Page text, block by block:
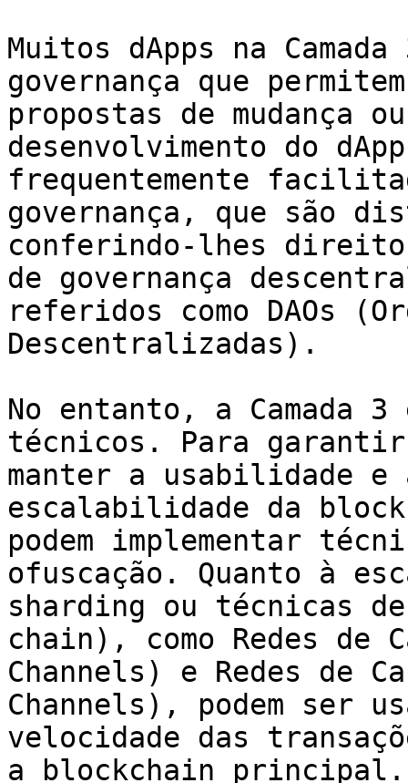
Muitos dApps na Camada
governança que
propostas de mudança
desenvolvimento do
frequentemente
governança, que são
conferindo-lhes
de governança
referidos como DAOs
Descentralizadas).
No entanto, a Camada
técnicos. Para
manter a usabilidade e
escalabilidade da
podem implementar
ofuscação. Quanto à
sharding ou técnicas
chain), como Redes de
Channels) e Redes de
Channels), podem ser
velocidade das
a blockchain principal.